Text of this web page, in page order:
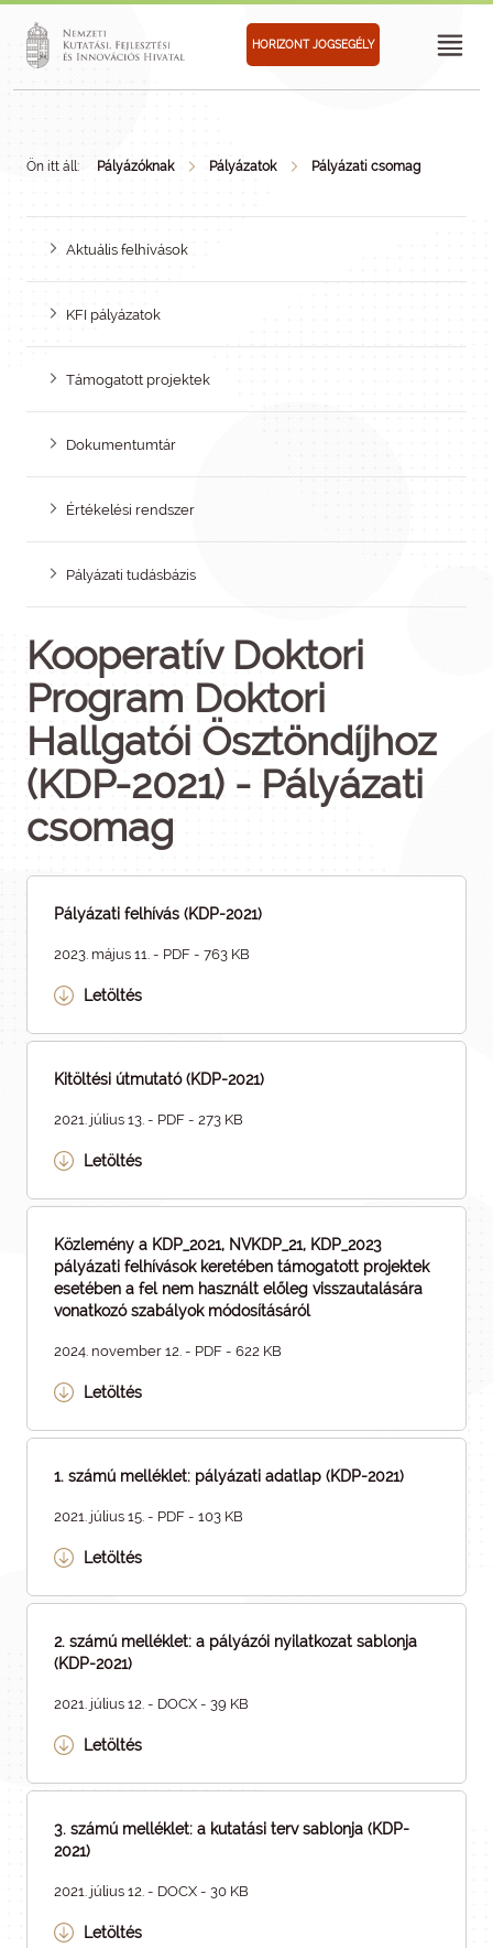
HORIZONT JOGSEGÉLY
Ön itt áll: Pályázóknak Pályázatok Pályázati csomag
Aktuális felhívások
KFI pályázatok
Támogatott projektek
Dokumentumtár
Értékelési rendszer
Pályázati tudásbázis
Kooperatív Doktori
Program Doktori
Hallgatói Ösztöndíjhoz
(KDP-2021) - Pályázati
csomag
Pályázati felhívás (KDP-2021)
2023. május 11. - PDF - 763 KB
Letöltés
Kitöltési útmutató (KDP-2021)
2021. július 13. - PDF - 273 KB
Letöltés
Közlemény a KDP_2021, NVKDP_21, KDP_2023
pályázati felhívások keretében támogatott projektek
esetében a fel nem használt előleg visszautalására
vonatkozó szabályok módosításáról
2024. november 12. - PDF - 622 KB
Letöltés
1. számú melléklet: pályázati adatlap (KDP-2021)
2021. július 15. - PDF - 103 KB
Letöltés
2. számú melléklet: a pályázói nyilatkozat sablonja
(KDP-2021)
2021. július 12. - DOCX - 39 KB
Letöltés
3. számú melléklet: a kutatási terv sablonja (KDP-
2021)
2021. július 12. - DOCX - 30 KB
Letöltés